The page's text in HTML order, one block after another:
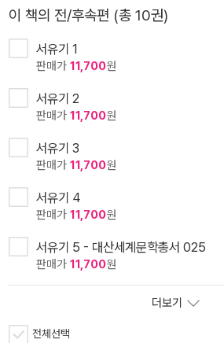
이 책의 전/후속편 (총 10권)
서유기 1
판매가 11,700원
서유기 2
판매가 11,700원
서유기 3
판매가 11,700원
서유기 4
판매가 11,700원
서유기 5 - 대산세계문학총서 025
판매가 11,700원
더보기
전체선택